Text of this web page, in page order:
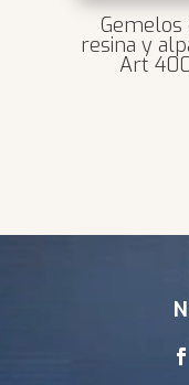
Gemelos
resina y
Art